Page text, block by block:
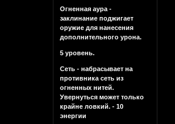
Огненная аура -
заклинание поджигает
оружие для нанесения
дополнительного урона.
5 уровень.
Сеть - набрасывает на
противника сеть из
огненных нитей.
Увернуться может только
крайне ловкий. - 10
энергии